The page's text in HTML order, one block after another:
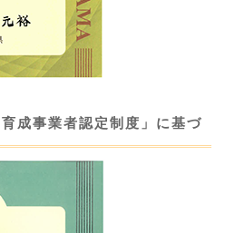
成事業者認定制度」に基づ